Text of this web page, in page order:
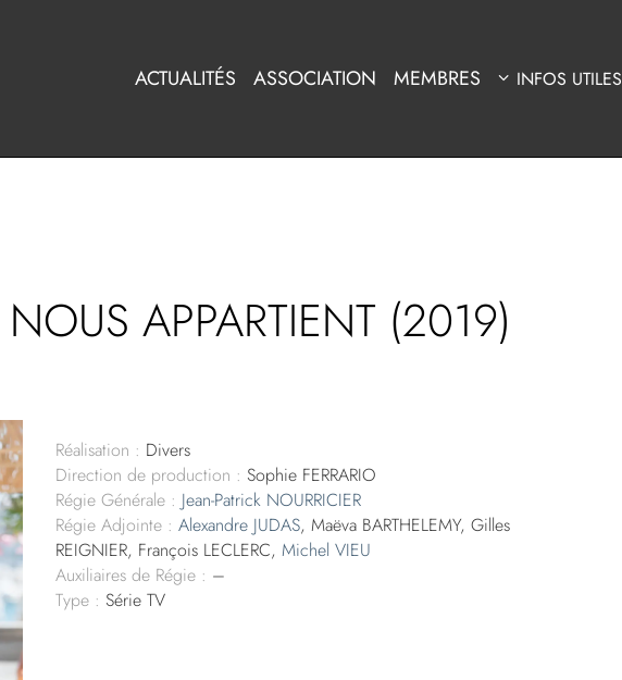
ACTUALITÉS ASSOCIATION MEMBRES INFOS UTILES
APPARTIENT (2019)
Réalisation : Divers
Direction de production : Sophie FERRARIO
Régie Générale : Jean-Patrick NOURRICIER
Régie Adjointe : Alexandre JUDAS, Maëva BARTHELEMY, Gilles
REIGNIER, François LECLERC,Michel VIEU
Auxiliaires de Régie : –
Type : Série TV